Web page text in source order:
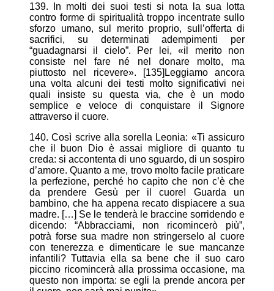
139. In molti dei suoi testi si nota la sua lotta
contro forme di spiritualità troppo incentrate sullo
sforzo umano, sul merito proprio, sull’offerta di
sacrifici, su determinati adempimenti per
“guadagnarsi il cielo”. Per lei, «il merito non
consiste nel fare né nel donare molto, ma
piuttosto nel ricevere». [135]Leggiamo ancora
una volta alcuni dei testi molto significativi nei
quali insiste su questa via, che è un modo
semplice e veloce di conquistare il Signore
attraverso il cuore.
140. Così scrive alla sorella Leonia: «Ti assicuro
che il buon Dio è assai migliore di quanto tu
creda: si accontenta di uno sguardo, di un sospiro
d’amore. Quanto a me, trovo molto facile praticare
la perfezione, perché ho capito che non c’è che
da prendere Gesù per il cuore! Guarda un
bambino, che ha appena recato dispiacere a sua
madre. […] Se le tenderà le braccine sorridendo e
dicendo: “Abbracciami, non ricomincerò più”,
potrà forse sua madre non stringerselo al cuore
con tenerezza e dimenticare le sue mancanze
infantili? Tuttavia ella sa bene che il suo caro
piccino ricomincerà alla prossima occasione, ma
questo non importa: se egli la prende ancora per